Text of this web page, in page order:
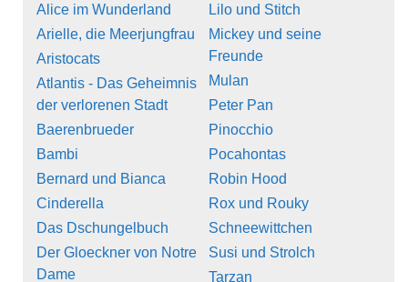
Alice im Wunderland
Arielle, die Meerjungfrau
Aristocats
Atlantis - Das Geheimnis
der verlorenen Stadt
Baerenbrueder
Bambi
Bernard und Bianca
Cinderella
Das Dschungelbuch
Der Gloeckner von Notre
Dame
Lilo und Stitch
Mickey und seine
Freunde
Mulan
Peter Pan
Pinocchio
Pocahontas
Robin Hood
Rox und Rouky
Schneewittchen
Susi und Strolch
Tarzan